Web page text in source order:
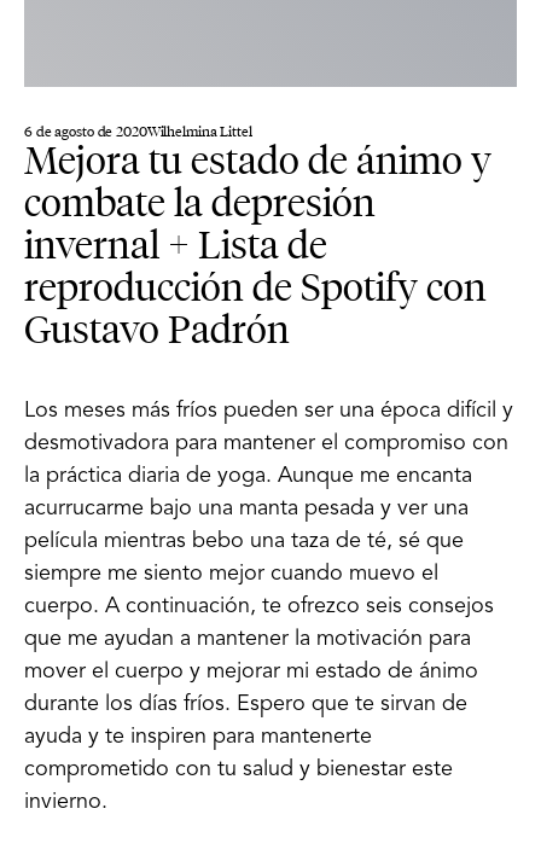
6 de agosto de 2020Wilhelmina Littel
Mejora tu estado de ánimo y
combate la depresión
invernal + Lista de
reproducción de Spotify con
Gustavo Padrón
Los meses más fríos pueden ser una época difícil y
desmotivadora para mantener el compromiso con
la práctica diaria de yoga. Aunque me encanta
acurrucarme bajo una manta pesada y ver una
película mientras bebo una taza de té, sé que
siempre me siento mejor cuando muevo el
cuerpo. A continuación, te ofrezco seis consejos
que me ayudan a mantener la motivación para
mover el cuerpo y mejorar mi estado de ánimo
durante los días fríos. Espero que te sirvan de
ayuda y te inspiren para mantenerte
comprometido con tu salud y bienestar este
invierno.